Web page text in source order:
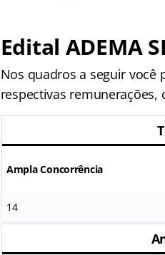
Edital ADEMA
Nos quadros a seguir você
respectivas remunerações,
Ampla Concorrência
14